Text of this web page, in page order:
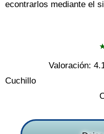
econtrarlos mediante el
Valoración:
Cuchillo